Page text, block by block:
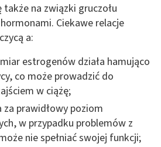
na związki gruczołu
Ciekawe relacje
a:
estrogenów działa hamująco
co może prowadzić do
w ciążę;
za prawidłowy poziom
w przypadku problemów z
nie spełniać swojej funkcji;